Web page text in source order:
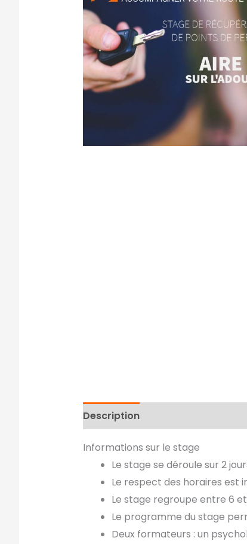
Description
Informations sur le stage
Le stage se déroule sur 2
Le respect des horaires est
Le stage regroupe entre 6
Le programme du stage
Deux formateurs : un